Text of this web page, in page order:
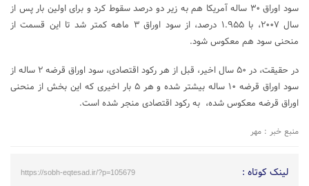
سود اوراق ۳۰ ساله آمریکا هم به زیر دو درصد سقوط کرد و برای اولین بار پس از
سال ۲۰۰۷، با ۱.۹۵۵ درصد، از سود اوراق ۳ ماهه کمتر شد تا این قسمت از
منحنی سود هم معکوس شود.
در حقیقت، در ۵۰ سال اخیر، قبل از هر رکود اقتصادی، سود اوراق قرضه ۲ ساله از
سود اوراق قرضه ۱۰ ساله بیشتر شده و هر ۵ بار اخیری که این بخش از منحنی
اوراق قرضه معکوس شده، به رکود اقتصادی منجر شده است.
منبع خبر : مهر
لینک کوتاه : https://sobh-eqtesad.ir/?p=105679